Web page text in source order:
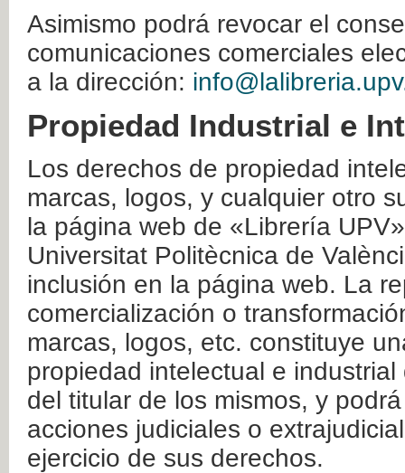
Asimismo podrá revocar el
comunicaciones comerciales
a la dirección:
Propiedad Industrial e
Los derechos de propiedad
marcas, logos, y cualquier otro
la página web de «Librería
Universitat Politècnica de
inclusión en la página web. La
comercialización o
marcas, logos, etc. constituye
propiedad intelectual e
del titular de los mismos, y
acciones judiciales o
ejercicio de sus derechos.